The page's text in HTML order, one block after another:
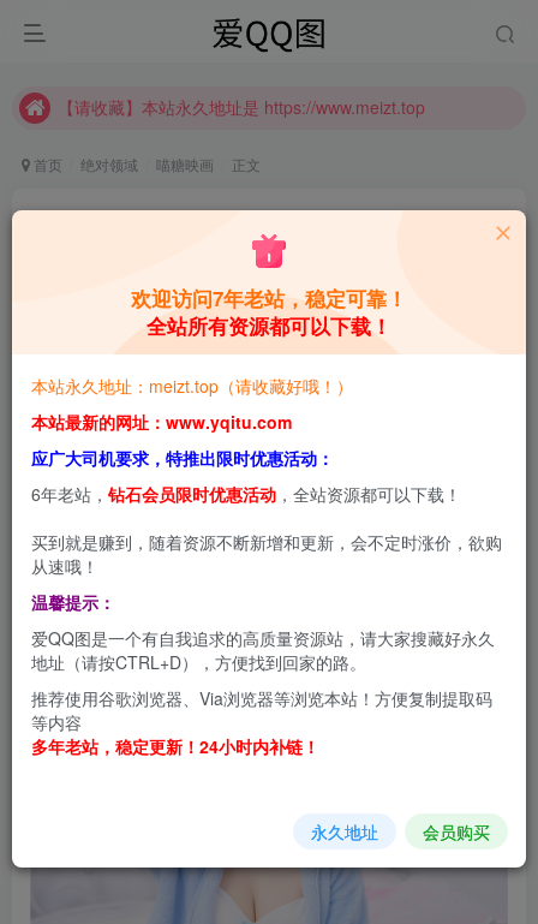
推广计划正式上线啦！可获得高额奖励哦
推广计划正式上线啦！可获得高额奖励哦
首页 绝对领域 喵糖映画 正文
4年前更新
本站预览图进行了压缩和水印，原图无压缩，无本站水
欢迎访问7年老站，稳定可靠！
全站所有资源都可以下载！
本站永久地址：meizt.top（请收藏好哦！）
本站最新的网址：www.yqitu.com
应广大司机要求，特推出限时优惠活动：
6年老站， 钻石会员限时优惠活动 ，全站资源都可以下载！
买到就是赚到，随着资源不断新增和更新，会不定时涨价，欲购
从速哦！
温馨提示：
爱QQ图是一个有自我追求的高质量资源站，请大家搜藏好永久
地址（请按CTRL+D），方便找到回家的路。
推荐使用谷歌浏览器、Via浏览器等浏览本站！方便复制提取码
等内容
多年老站，稳定更新！24小时内补链！
永久地址 会员购买